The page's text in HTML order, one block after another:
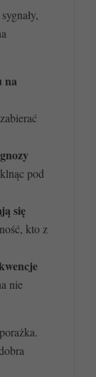
na
pod
się
kto z
nie